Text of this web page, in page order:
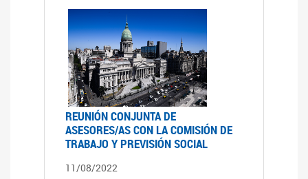
REUNIÓN CONJUNTA DE
ASESORES/AS CON LA COMISIÓN DE
TRABAJO Y PREVISIÓN SOCIAL
11/08/2022